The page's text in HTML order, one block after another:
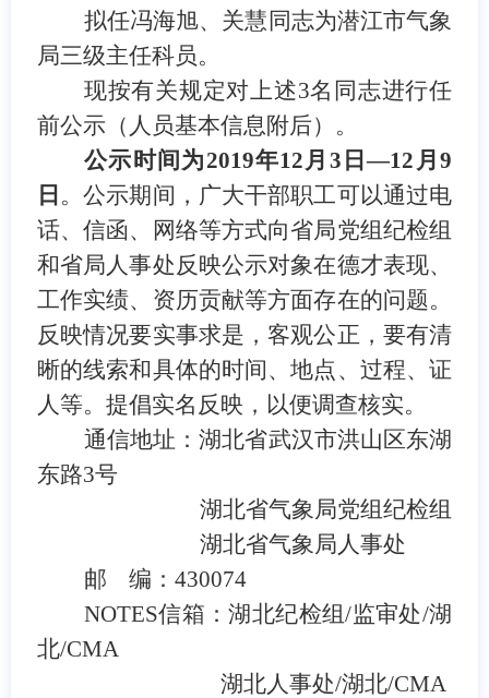
拟任冯海旭、关慧同志为潜江市气象
局三级主任科员。
现按有关规定对上述3名同志进行任
前公示（人员基本信息附后）。
公示时间为2019年12月3日—12 月9
日 。公示期间，广大干部职工可以通过电
话、信函、网络等方式向省局党组纪检组
和省局人事处反映公示对象在德才表现、
工作实绩、资历贡献等方面存在的问题。
反映情况要实事求是，客观公正，要有清
晰的线索和具体的时间、地点、过程、证
人等。提倡实名反映，以便调查核实。
通信地址：湖北省武汉市洪山区东湖
东路3号
湖北省气象局党组纪检组
湖北省气象局人事处
邮
编： 430074
NOTES信箱：湖北纪检组/监审处/湖
北/CMA
湖北人事处/湖北/CMA